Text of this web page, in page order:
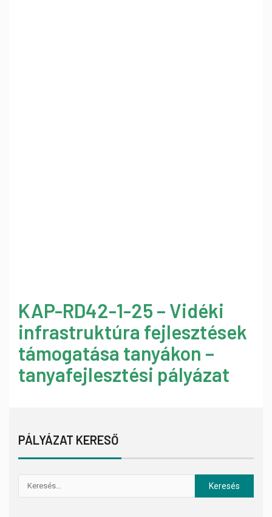
KAP-RD42-1-25 – Vidéki
infrastruktúra fejlesztések
támogatása tanyákon –
tanyafejlesztési pályázat
PÁLYÁZAT KERESŐ